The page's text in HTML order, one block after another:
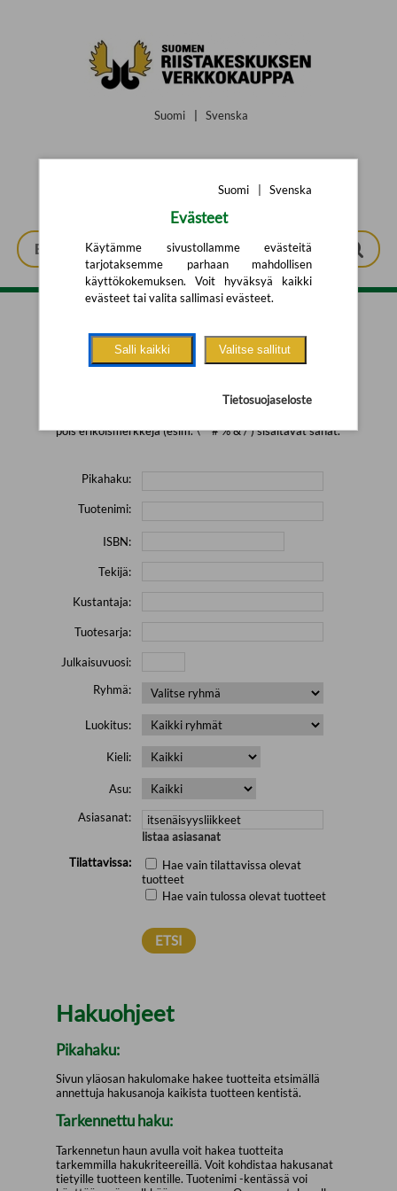
Suomi Svenska
Tarkennettu haku
pois erikoismerkkejä (esim. \' " # % & / ) sisältävät sanat.
Pikahaku:
Tuotenimi:
ISBN:
Tekijä:
Kustantaja:
Tuotesarja:
Julkaisuvuosi:
Ryhmä:
Luokitus:
Kieli:
Asu:
Asiasanat:
listaa asiasanat
Tilattavissa:
Hae vain tilattavissa olevat
tuotteet
Hae vain tulossa olevat tuotteet
Hakuohjeet
Pikahaku:
Sivun yläosan hakulomake hakee tuotteita etsimällä
annettuja hakusanoja kaikista tuotteen kentistä.
Tarkennettu haku:
Tarkennetun haun avulla voit hakea tuotteita
tarkemmilla hakukriteereillä. Voit kohdistaa hakusanat
tietyille tuotteen kentille. Tuotenimi -kentässä voi
Suomi Svenska
Evästeet
Käytämme sivustollamme evästeitä
tarjotaksemme parhaan mahdollisen
käyttökokemuksen. Voit hyväksyä kaikki
evästeet tai valita sallimasi evästeet.
Salli kaikki Valitse sallitut
Tietosuojaseloste